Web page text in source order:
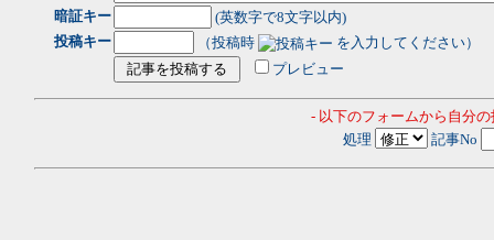
暗証キー
(英数字で8文字以内)
投稿キー
（投稿時
を入力してください）
プレビュー
- 以下のフォームから自分
処理
記事No